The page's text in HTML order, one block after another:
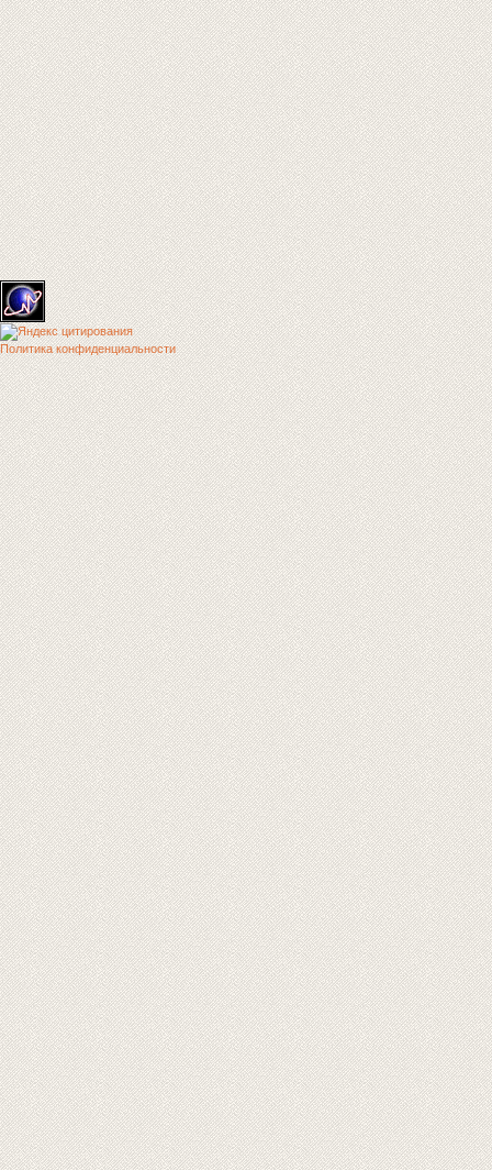
Политика конфиденциальности